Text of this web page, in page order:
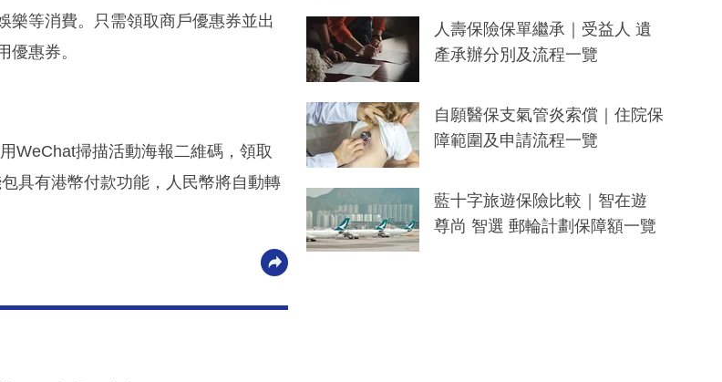
樂等消費。只需領取商戶優惠券並出
惠券。
WeChat掃描活動海報二維碼，領取
具有港幣付款功能，人民幣將自動轉
人壽保險保單繼承｜受益人 遺
產承辦分別及流程一覽
自願醫保支氣管炎索償｜住院保
障範圍及申請流程一覽
藍十字旅遊保險比較｜智在遊
尊尚 智選 郵輪計劃保障額一覽